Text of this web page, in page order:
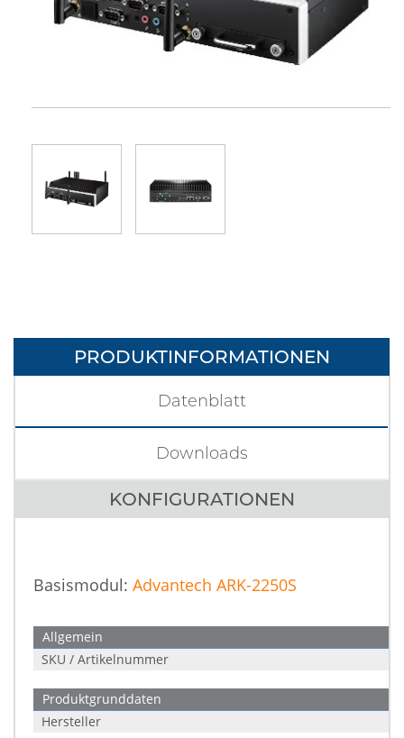
PRODUKTINFORMATIONEN
KONFIGURATIONEN
Datenblatt
Downloads
Basismodul: Advantech ARK-2250S
Allgemein
SKU / Artikelnummer
Produktgrunddaten
Hersteller